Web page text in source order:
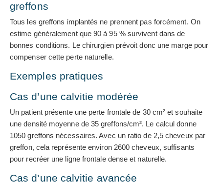
greffons
Tous les greffons implantés ne prennent pas forcément. On
estime généralement que 90 à 95 % survivent dans de
bonnes conditions. Le chirurgien prévoit donc une marge pour
compenser cette perte naturelle.
Exemples pratiques
Cas d’une calvitie modérée
Un patient présente une perte frontale de 30 cm² et souhaite
une densité moyenne de 35 greffons/cm². Le calcul donne
1050 greffons nécessaires. Avec un ratio de 2,5 cheveux par
greffon, cela représente environ 2600 cheveux, suffisants
pour recréer une ligne frontale dense et naturelle.
Cas d’une calvitie avancée